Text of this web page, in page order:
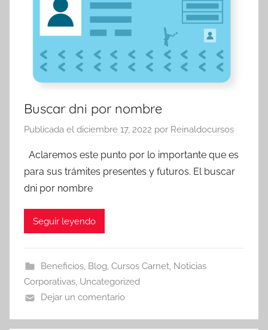
Buscar dni por nombre
Publicada el diciembre 17, 2022 por Reinaldocursos
Aclaremos este punto por lo importante que es
para sus trámites presentes y futuros. El buscar
dni por nombre
Seguir leyendo
Beneficios, Blog, Cursos Carnet, Noticias
Corporativas, Uncategorized
Dejar un comentario